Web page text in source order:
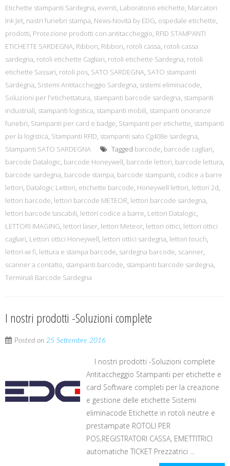
Etichette stampanti Sardegna, eventi, Laboratorio etichette, Marcatori
Ink Jet, nastri funebri stampa, News-Novità by EDG, ospedale etichette,
prodotti, Protezione prodotti con antitaccheggio, RFID STAMPANTI
ETICHETTE SARDEGNA, Ribbon, Ribbon, rotoli cassa, rotoli cassa
sardegna, rotoli etichette Cagliari, rotoli etichette Sardegna, rotoli
etichette Sassari, rotoli pos, SATO SARDEGNA, SATO stampanti
Sardegna, Sistemi Antitaccheggio Sardegna, sistemi eliminacode,
Soluzioni per l'etichettatura, stampanti barcode sardegna, stampanti
industriali, stampanti logistica, stampanti mobili, stampanti onoranze
funebri, Stampanti per card e badge, Stampanti per etichette, stampanti
per la logistica, Stampanti RFID, stampanti sato Cg408e sardegna,
Stampanti SATO SARDEGNA
Tagged barcode, barcode cagliari,
barcode Datalogic, barcode Honeywell, barcode lettori, barcode lettura,
barcode sardegna, barcode stampa, barcode stampanti, codice a barre
lettori, Datalogic Lettori, etichette barcode, Honeywell lettori, lettori 2d,
lettori barcode, lettori barcode METEOR, lettori barcode sardegna,
lettori barcode tascabili, lettori codice a barre, Lettori Datalogic,
LETTORI IMAGING, lettori laser, lettori Meteor, lettori ottici, lettori ottici
cagliari, Lettori ottici Honeywell, lettori ottici sardegna, lettori touch,
lettori wi fi, lettura e stampa barcode, sardegna barcode, scanner,
scanner a contatto, stampanti barcode, stampanti barcode sardegna,
Terminali Barcode Sardegna
I nostri prodotti -Soluzioni complete
Posted on 25 Settembre 2016
I nostri prodotti -Soluzioni complete
Antitaccheggio Stampanti per etichette e
card Software completi per la creazione
e gestione delle etichette Sistemi
eliminacode Etichette in rotoli neutre e
prestampate ROTOLI PER
POS,REGISTRATORI CASSA, EMETTITRICI
automatiche TICKET Prezzatrici ...